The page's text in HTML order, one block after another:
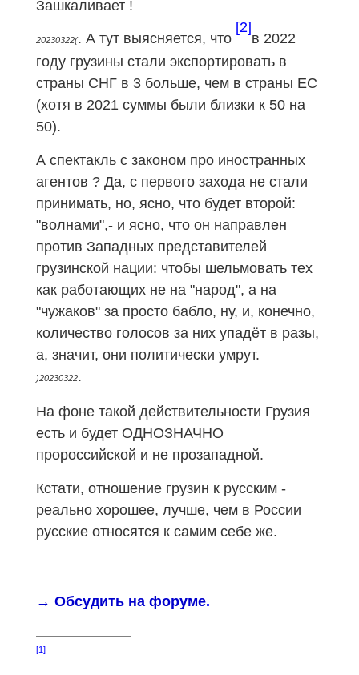
Зашкаливает !
20230322(. А тут выясняется, что
[2]
в 2022
году грузины стали экспортировать в
страны СНГ в 3 больше, чем в страны ЕС
(хотя в 2021 суммы были близки к 50 на
50).
А спектакль с законом про иностранных
агентов ? Да, с первого захода не стали
принимать, но, ясно, что будет второй:
"волнами",- и ясно, что он направлен
против Западных представителей
грузинской нации: чтобы шельмовать тех
как работающих не на "народ", а на
"чужаков" за просто бабло, ну, и, конечно,
количество голосов за них упадёт в разы,
а, значит, они политически умрут.
)20230322.
На фоне такой действительности Грузия
есть и будет ОДНОЗНАЧНО
пророссийской и не прозападной.
Кстати, отношение грузин к русским -
реально хорошее, лучше, чем в России
русские относятся к самим себе же.
→ Обсудить на форуме.
[1]